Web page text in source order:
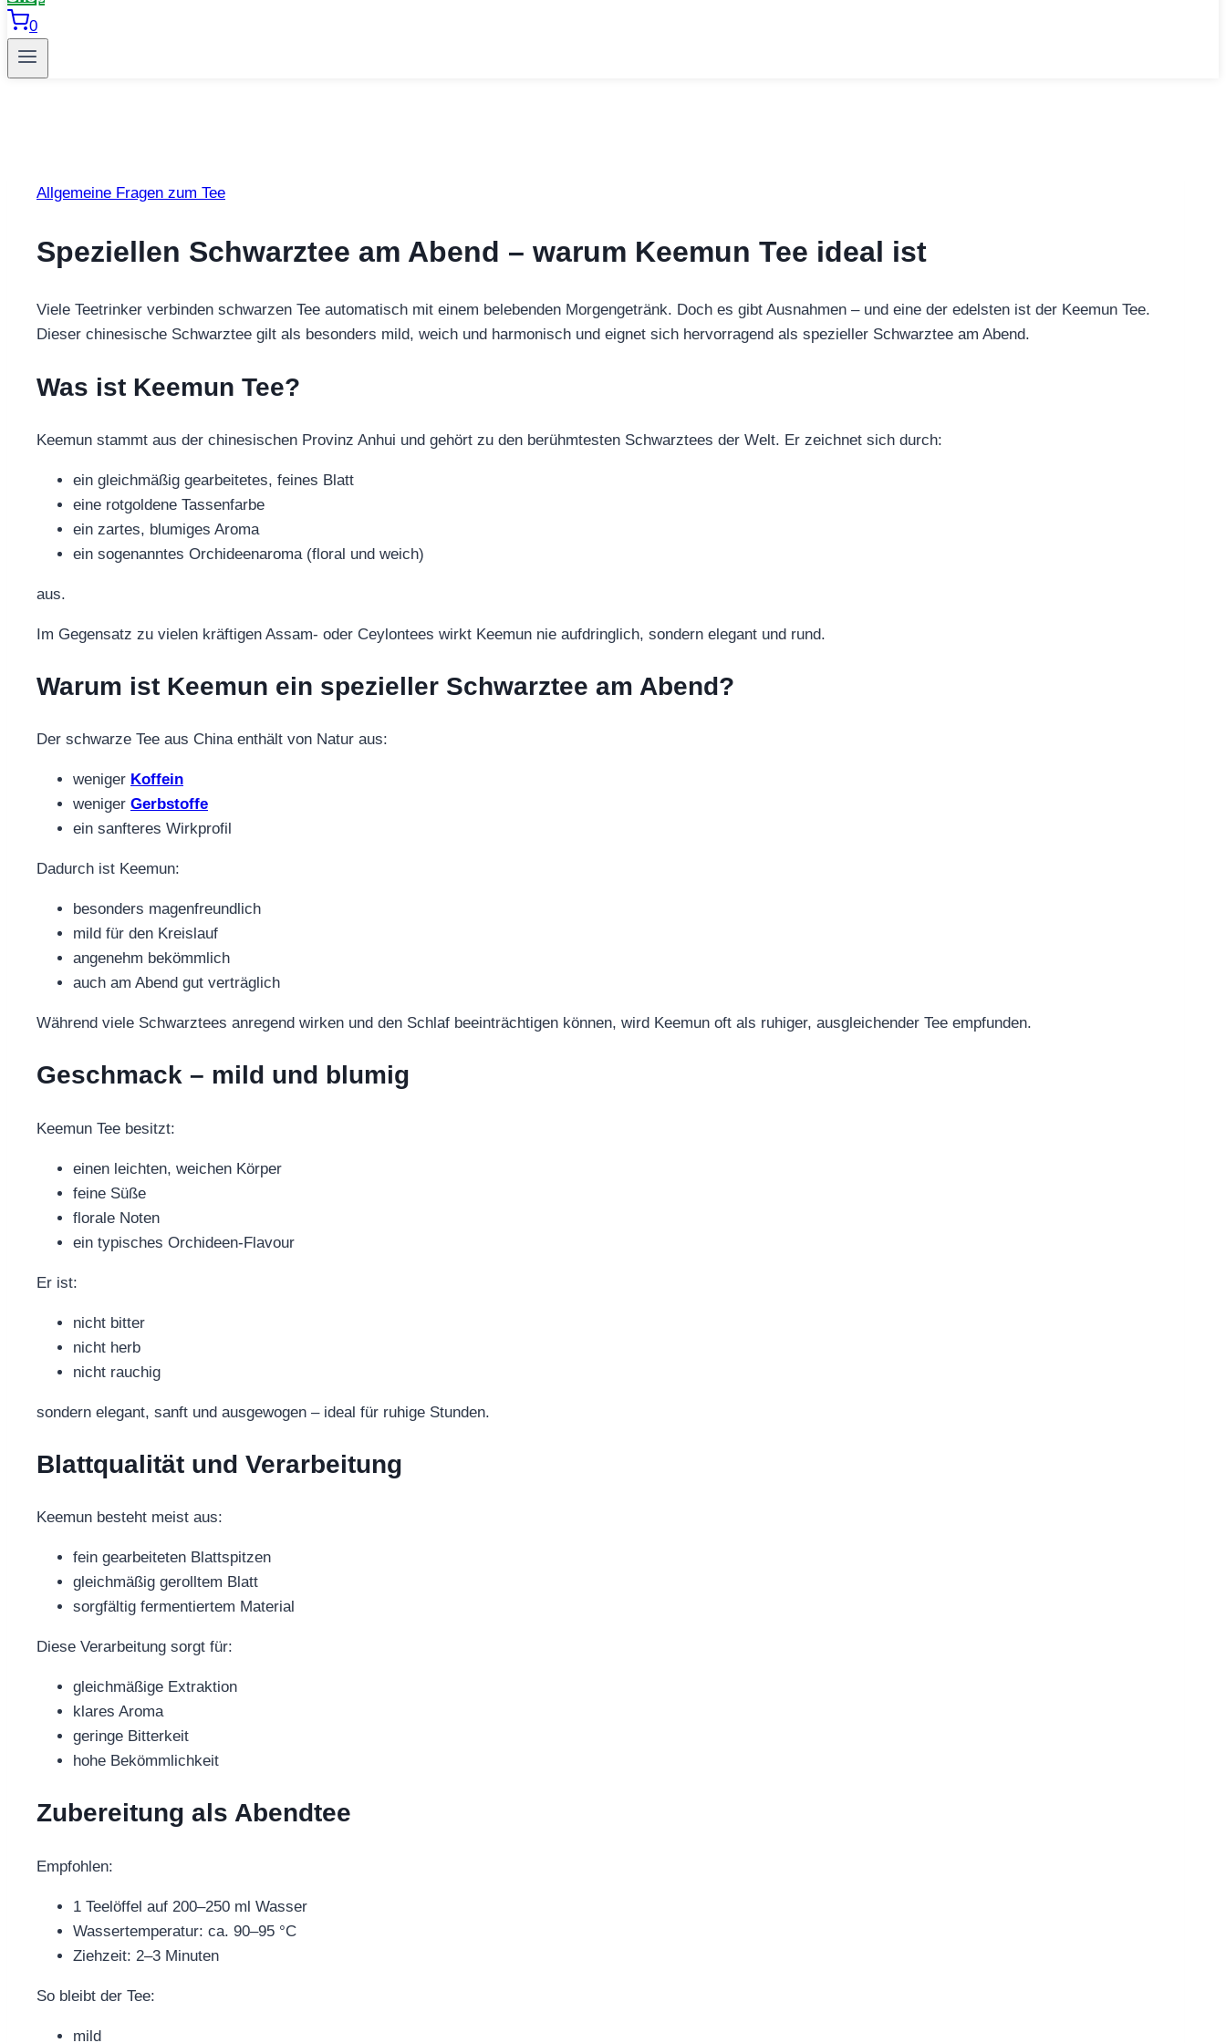
0
Allgemeine Fragen zum Tee
Speziellen Schwarztee am Abend – warum Keemun Tee ideal ist
Viele Teetrinker verbinden schwarzen Tee automatisch mit einem belebenden Morgengetränk. Doch es gibt Ausnahmen – und eine der edelsten ist der Keemun Tee.
Dieser chinesische Schwarztee gilt als besonders mild, weich und harmonisch und eignet sich hervorragend als spezieller Schwarztee am Abend.
Was ist Keemun Tee?
Keemun stammt aus der chinesischen Provinz Anhui und gehört zu den berühmtesten Schwarztees der Welt. Er zeichnet sich durch:
ein gleichmäßig gearbeitetes, feines Blatt
eine rotgoldene Tassenfarbe
ein zartes, blumiges Aroma
ein sogenanntes Orchideenaroma (floral und weich)
aus.
Im Gegensatz zu vielen kräftigen Assam- oder Ceylontees wirkt Keemun nie aufdringlich, sondern elegant und rund.
Warum ist Keemun ein spezieller Schwarztee am Abend?
Der schwarze Tee aus China enthält von Natur aus:
weniger Koffein
weniger Gerbstoffe
ein sanfteres Wirkprofil
Dadurch ist Keemun:
besonders magenfreundlich
mild für den Kreislauf
angenehm bekömmlich
auch am Abend gut verträglich
Während viele Schwarztees anregend wirken und den Schlaf beeinträchtigen können, wird Keemun oft als ruhiger, ausgleichender Tee empfunden.
Geschmack – mild und blumig
Keemun Tee besitzt:
einen leichten, weichen Körper
feine Süße
florale Noten
ein typisches Orchideen-Flavour
Er ist:
nicht bitter
nicht herb
nicht rauchig
sondern elegant, sanft und ausgewogen – ideal für ruhige Stunden.
Blattqualität und Verarbeitung
Keemun besteht meist aus:
fein gearbeiteten Blattspitzen
gleichmäßig gerolltem Blatt
sorgfältig fermentiertem Material
Diese Verarbeitung sorgt für:
gleichmäßige Extraktion
klares Aroma
geringe Bitterkeit
hohe Bekömmlichkeit
Zubereitung als Abendtee
Empfohlen:
1 Teelöffel auf 200–250 ml Wasser
Wassertemperatur: ca. 90–95 °C
Ziehzeit: 2–3 Minuten
So bleibt der Tee:
mild